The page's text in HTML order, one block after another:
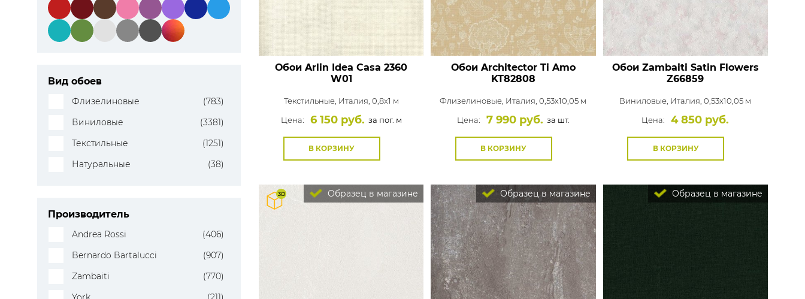
Вид обоев
Флизелиновые
(783)
Виниловые
(3381)
Текстильные
(1251)
Натуральные
(38)
Производитель
Andrea Rossi
(406)
Bernardo Bartalucci
(907)
Zambaiti
(770)
Обои Arlin Idea Casa 2360
W01
Текстильные, Италия, 0,8x1 м
Цена:
6 150 руб. за пог. м
В КОРЗИНУ
Обои Architector Ti Amo
KT82808
Флизелиновые, Италия, 0,53x10,05 м
Цена:
7 990 руб. за шт.
В КОРЗИНУ
Обои Zambaiti Satin Flowers
Z66859
Виниловые, Италия, 0,53x10,05 м
Цена:
4 850 руб.
В КОРЗИНУ
Образец в магазине Образец в магазине Образец в магазине